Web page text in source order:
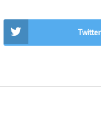
Twitter